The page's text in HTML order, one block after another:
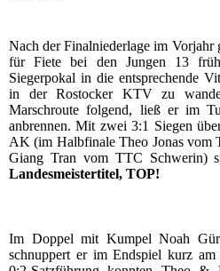
Nach der Finalniederlage im
für Fiete bei den Jungen 13
Siegerpokal in die entsprechende
in der Rostocker KTV zu
Marschroute folgend, ließ er im
anbrennen. Mit zwei 3:1 Siegen
AK (im Halbfinale Theo Jonas
Giang Tran vom TTC Schwerin)
Landesmeistertitel, TOP!
Im Doppel mit Kumpel Noah
schnuppert er im Endspiel kurz